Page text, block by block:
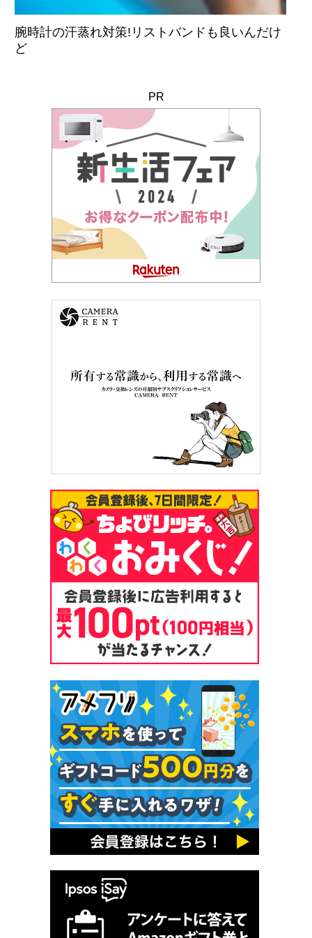
腕時計の汗蒸れ対策!リストバンドも良いんだけ
ど
PR